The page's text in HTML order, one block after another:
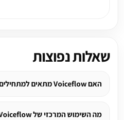
שאלות נפוצות
האם Voiceflow מתאים למתחילים?
מה השימוש המרכזי של Voiceflow?